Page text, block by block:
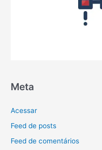
Meta
Acessar
Feed de posts
Feed de comentários